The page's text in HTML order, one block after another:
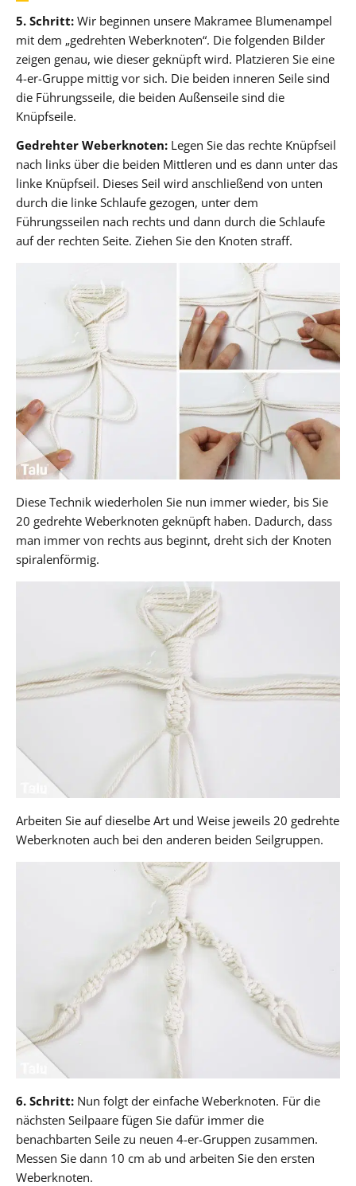
5. Schritt: Wir beginnen unsere Makramee Blumenampel
mit dem „gedrehten Weberknoten“. Die folgenden Bilder
zeigen genau, wie dieser geknüpft wird. Platzieren Sie eine
4-er-Gruppe mittig vor sich. Die beiden inneren Seile sind
die Führungsseile, die beiden Außenseile sind die
Knüpfseile.
Gedrehter Weberknoten: Legen Sie das rechte Knüpfseil
nach links über die beiden Mittleren und es dann unter das
linke Knüpfseil. Dieses Seil wird anschließend von unten
durch die linke Schlaufe gezogen, unter dem
Führungsseilen nach rechts und dann durch die Schlaufe
auf der rechten Seite. Ziehen Sie den Knoten straff.
Diese Technik wiederholen Sie nun immer wieder, bis Sie
20 gedrehte Weberknoten geknüpft haben. Dadurch, dass
man immer von rechts aus beginnt, dreht sich der Knoten
spiralenförmig.
Arbeiten Sie auf dieselbe Art und Weise jeweils 20 gedrehte
Weberknoten auch bei den anderen beiden Seilgruppen.
6. Schritt: Nun folgt der einfache Weberknoten. Für die
nächsten Seilpaare fügen Sie dafür immer die
benachbarten Seile zu neuen 4-er-Gruppen zusammen.
Messen Sie dann 10 cm ab und arbeiten Sie den ersten
Weberknoten.